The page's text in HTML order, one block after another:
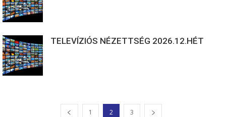
TELEVÍZIÓS NÉZETTSÉG 2026.12.HÉT
1 2 3